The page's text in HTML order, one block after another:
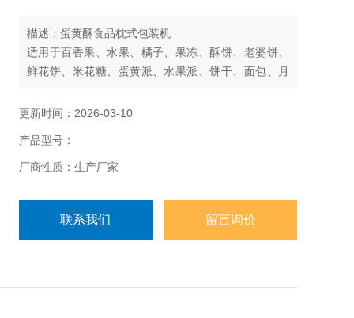
描述：蛋黄酥食品枕式包装机
适用于百香果、水果、橘子、果冻、酥饼、老婆饼、
鲜花饼、米花糖、蛋黄派、水果派、饼干、面包、月
等各类固态物体的包装。
更新时间：2026-03-10
产品型号：
厂商性质：生产厂家
联系我们 留言询价